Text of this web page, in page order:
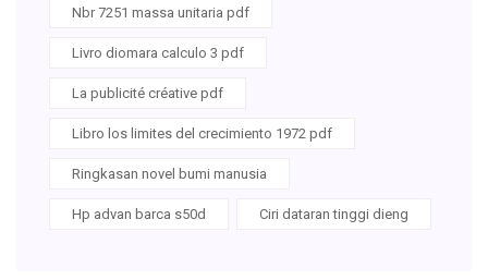
Nbr 7251 massa unitaria pdf
Livro diomara calculo 3 pdf
La publicité créative pdf
Libro los limites del crecimiento 1972 pdf
Ringkasan novel bumi manusia
Hp advan barca s50d Ciri dataran tinggi dieng